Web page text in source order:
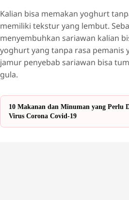
Kalian bisa memakan yoghurt
memiliki tekstur yang lembut.
menyembuhkan sariawan kalian
yoghurt yang tanpa rasa pemanis
jamur penyebab sariawan bisa
gula.
10 Makanan dan Minuman yang Perlu
Virus Corona Covid-19